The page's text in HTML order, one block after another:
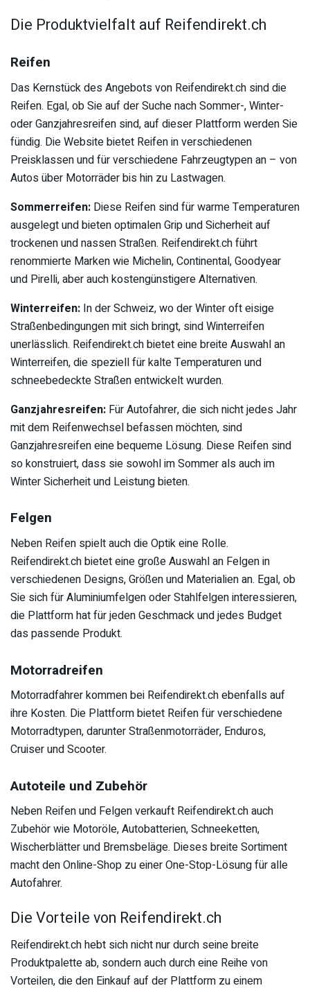
Die Produktvielfalt auf Reifendirekt.ch
Reifen
Das Kernstück des Angebots von Reifendirekt.ch sind die
Reifen. Egal, ob Sie auf der Suche nach Sommer-, Winter-
oder Ganzjahresreifen sind, auf dieser Plattform werden Sie
fündig. Die Website bietet Reifen in verschiedenen
Preisklassen und für verschiedene Fahrzeugtypen an – von
Autos über Motorräder bis hin zu Lastwagen.
Sommerreifen: Diese Reifen sind für warme Temperaturen
ausgelegt und bieten optimalen Grip und Sicherheit auf
trockenen und nassen Straßen. Reifendirekt.ch führt
renommierte Marken wie Michelin, Continental, Goodyear
und Pirelli, aber auch kostengünstigere Alternativen.
Winterreifen: In der Schweiz, wo der Winter oft eisige
Straßenbedingungen mit sich bringt, sind Winterreifen
unerlässlich. Reifendirekt.ch bietet eine breite Auswahl an
Winterreifen, die speziell für kalte Temperaturen und
schneebedeckte Straßen entwickelt wurden.
Ganzjahresreifen: Für Autofahrer, die sich nicht jedes Jahr
mit dem Reifenwechsel befassen möchten, sind
Ganzjahresreifen eine bequeme Lösung. Diese Reifen sind
so konstruiert, dass sie sowohl im Sommer als auch im
Winter Sicherheit und Leistung bieten.
Felgen
Neben Reifen spielt auch die Optik eine Rolle.
Reifendirekt.ch bietet eine große Auswahl an Felgen in
verschiedenen Designs, Größen und Materialien an. Egal, ob
Sie sich für Aluminiumfelgen oder Stahlfelgen interessieren,
die Plattform hat für jeden Geschmack und jedes Budget
das passende Produkt.
Motorradreifen
Motorradfahrer kommen bei Reifendirekt.ch ebenfalls auf
ihre Kosten. Die Plattform bietet Reifen für verschiedene
Motorradtypen, darunter Straßenmotorräder, Enduros,
Cruiser und Scooter.
Autoteile und Zubehör
Neben Reifen und Felgen verkauft Reifendirekt.ch auch
Zubehör wie Motoröle, Autobatterien, Schneeketten,
Wischerblätter und Bremsbeläge. Dieses breite Sortiment
macht den Online-Shop zu einer One-Stop-Lösung für alle
Autofahrer.
Die Vorteile von Reifendirekt.ch
Reifendirekt.ch hebt sich nicht nur durch seine breite
Produktpalette ab, sondern auch durch eine Reihe von
Vorteilen, die den Einkauf auf der Plattform zu einem